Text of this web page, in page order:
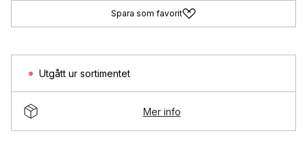
Spara som favorit
Utgått ur sortimentet
Mer info